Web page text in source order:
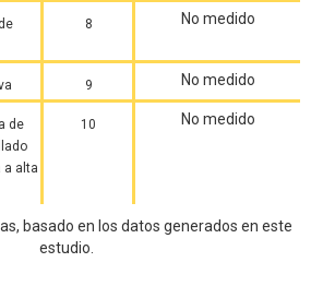
No medido
de
a alta
8
No medido
9
10 No medido
basado en los datos generados en este
estudio.